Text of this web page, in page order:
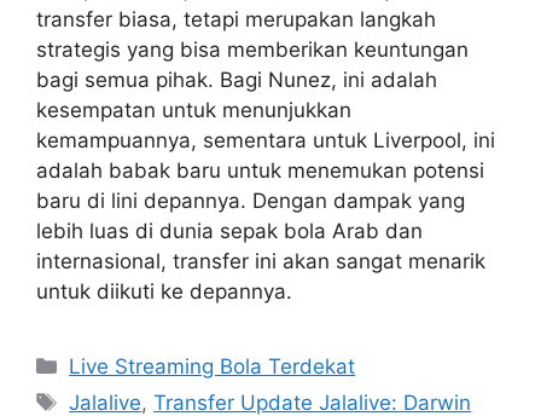
transfer biasa, tetapi merupakan langkah
strategis yang bisa memberikan keuntungan
bagi semua pihak. Bagi Nunez, ini adalah
kesempatan untuk menunjukkan
kemampuannya, sementara untuk Liverpool, ini
adalah babak baru untuk menemukan potensi
baru di lini depannya. Dengan dampak yang
lebih luas di dunia sepak bola Arab dan
internasional, transfer ini akan sangat menarik
untuk diikuti ke depannya.
Categories
Live Streaming Bola Terdekat
Tags
Jalalive,Transfer Update Jalalive: Darwin